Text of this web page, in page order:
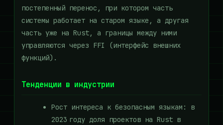
постепенный перенос, при котором часть
системы работает на старом языке, а другая
часть уже на Rust, а границы между ними
управляются через FFI (интерфейс внешних
функций).
Тенденции в индустрии
Рост интереса к безопасным языкам: в
2023 году доля проектов на Rust в